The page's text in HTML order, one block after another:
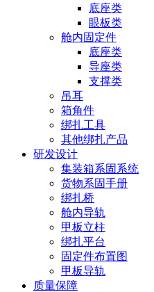
底座类
眼板类
舱内固定件
底座类
导座类
支撑类
吊耳
箱角件
绑扎工具
其他绑扎产品
研发设计
集装箱系固系统
货物系固手册
绑扎桥
舱内导轨
甲板立柱
绑扎平台
固定件布置图
甲板导轨
质量保障